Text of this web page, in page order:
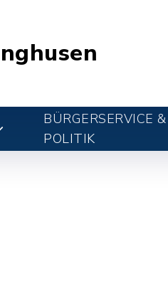
BÜRGERSERVICE &
POLITIK